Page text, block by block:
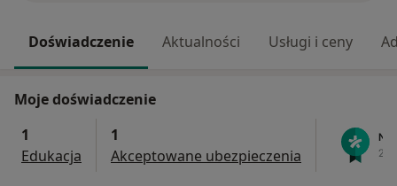
Doświadczenie Aktualności Usługi i ceny
Moje doświadczenie
1
Edukacja
1
Akceptowane ubezpieczenia